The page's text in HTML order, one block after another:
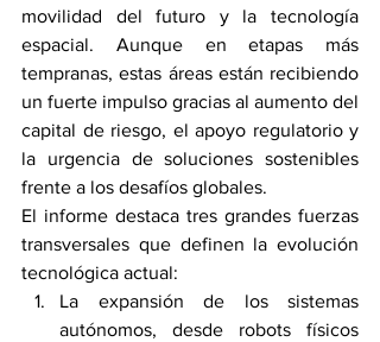
movilidad del futuro y la tecnología
espacial. Aunque en etapas más
tempranas, estas áreas están recibiendo
un fuerte impulso gracias al aumento del
capital de riesgo, el apoyo regulatorio y
la urgencia de soluciones sostenibles
frente a los desafíos globales.
El informe destaca tres grandes fuerzas
transversales que definen la evolución
tecnológica actual:
La expansión de los sistemas
autónomos, desde robots físicos